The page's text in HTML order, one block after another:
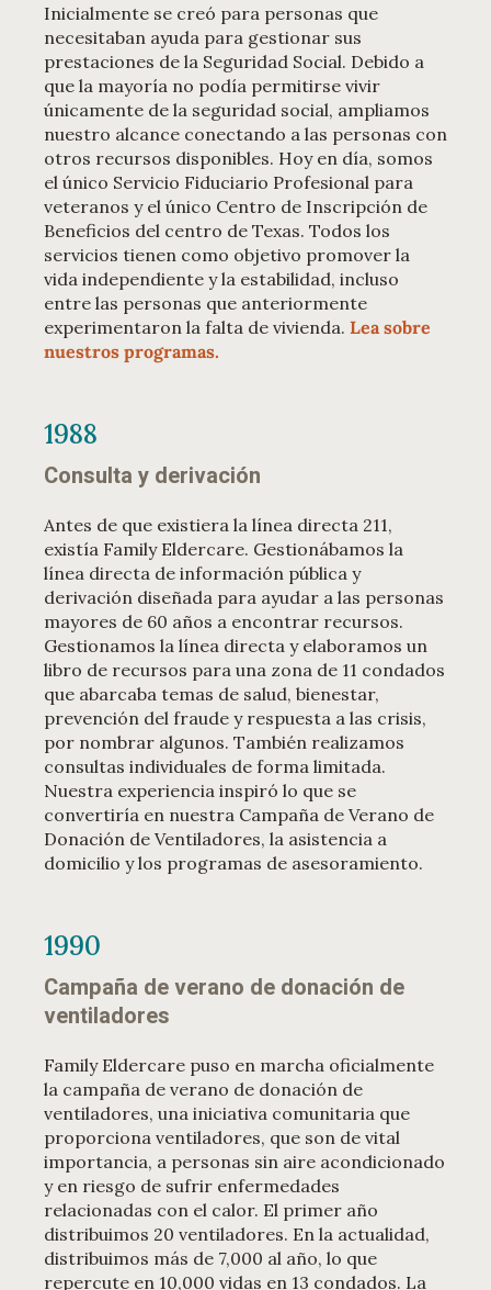
Inicialmente se creó para personas que
necesitaban ayuda para gestionar sus
prestaciones de la Seguridad Social. Debido a
que la mayoría no podía permitirse vivir
únicamente de la seguridad social, ampliamos
nuestro alcance conectando a las personas con
otros recursos disponibles. Hoy en día, somos
el único Servicio Fiduciario Profesional para
veteranos y el único Centro de Inscripción de
Beneficios del centro de Texas. Todos los
servicios tienen como objetivo promover la
vida independiente y la estabilidad, incluso
entre las personas que anteriormente
experimentaron la falta de vivienda. Lea sobre
nuestros programas.
1988
Consulta y derivación
Antes de que existiera la línea directa 211,
existía Family Eldercare. Gestionábamos la
línea directa de información pública y
derivación diseñada para ayudar a las personas
mayores de 60 años a encontrar recursos.
Gestionamos la línea directa y elaboramos un
libro de recursos para una zona de 11 condados
que abarcaba temas de salud, bienestar,
prevención del fraude y respuesta a las crisis,
por nombrar algunos. También realizamos
consultas individuales de forma limitada.
Nuestra experiencia inspiró lo que se
convertiría en nuestra Campaña de Verano de
Donación de Ventiladores, la asistencia a
domicilio y los programas de asesoramiento.
1990
Campaña de verano de donación de
ventiladores
Family Eldercare puso en marcha oficialmente
la campaña de verano de donación de
ventiladores, una iniciativa comunitaria que
proporciona ventiladores, que son de vital
importancia, a personas sin aire acondicionado
y en riesgo de sufrir enfermedades
relacionadas con el calor. El primer año
distribuimos 20 ventiladores. En la actualidad,
distribuimos más de 7,000 al año, lo que
repercute en 10,000 vidas en 13 condados. La